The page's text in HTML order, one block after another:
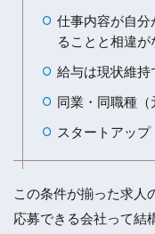
仕事内容が自分
ることと相違が
給与は現状維持
同業・同職種（
スタートアッ
この条件が揃った求人
応募できる会社って結